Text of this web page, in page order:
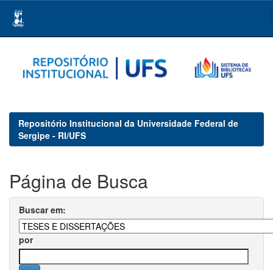
navigation
Repositório Institucional da Universidade Federal de
Sergipe - RI/UFS
Página de Busca
Buscar em:
por